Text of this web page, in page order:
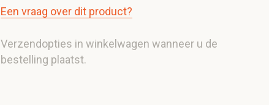
Een vraag over dit product?
Verzendopties in winkelwagen wanneer u de
bestelling plaatst.